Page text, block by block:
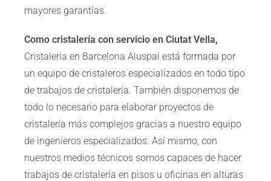
mayores garantías.
Como cristalería con servicio en Ciutat Vella,
Cristaleria en Barcelona Aluspai está formada por
un equipo de cristaleros especializados en todo tipo
de trabajos de cristalería. También disponemos de
todo lo necesario para elaborar proyectos de
cristalería más complejos gracias a nuestro equipo
de ingenieros especializados. Así mismo, con
nuestros medios técnicos somos capaces de hacer
trabajos de cristalería en pisos u oficinas en alturas